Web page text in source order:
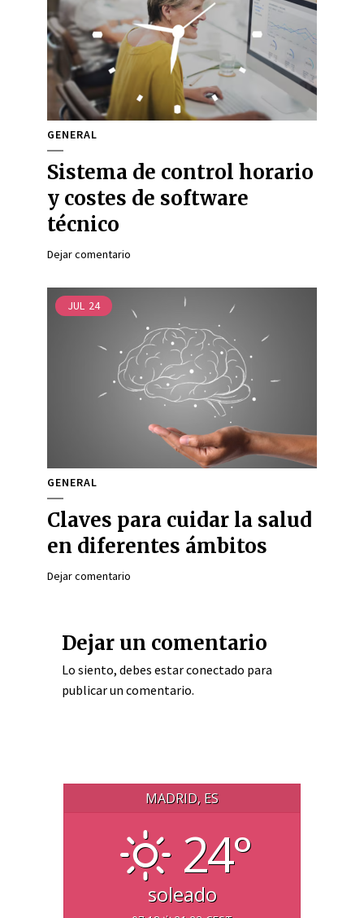
GENERAL
Sistema de control horario
y costes de software
técnico
Dejar comentario
JUL 24
GENERAL
Claves para cuidar la salud
en diferentes ámbitos
Dejar comentario
Dejar un comentario
Lo siento, debes estarconectado para
publicar un comentario.
MADRID, ES
24°
soleado